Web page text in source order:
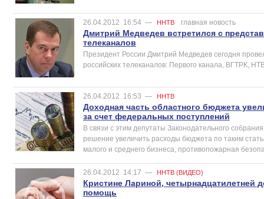
26.04.2012 16:54 — ННТВ главная новость
Дмитрий Медведев встретился с
телеканалов
Президент России Дмитрий Медведев сегодня
российских телеканалов: Первого канала, ВГТРК,
26.04.2012 16:53 — ННТВ
Доходная часть областного бюджета
за счет федеральных поступлений
В связи с этим депутаты Законодательного
решение увеличить расходы бюджета по таким
малого и среднего бизнеса, противопожарная
26.04.2012 14:17 — ННТВ (ВИДЕО)
Кристине Лариной, четырнадцатилетней
помощь